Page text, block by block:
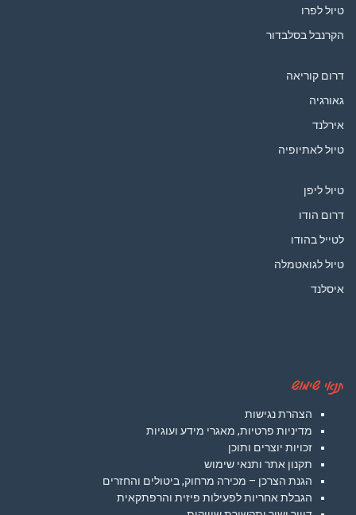
טיול לפרו
הקרנבל בסלבדור
דרום קוריאה
גאורגיה
אירלנד
טיול לאתיופיה
טיול ליפן
דרום הודו
לטייל בהודו
טיול לגואטמלה
איסלנד
תנאי שימוש
הצהרת נגישות
מדיניות פרטיות, מאגרי מידע ועוגיות
זכויות יוצרים ותוכן
תקנון אתר ותנאי שימוש
הגנת הצרכן – מכירה מרחוק, ביטולים והחזרים
הגבלת אחריות לפעילות פיזית והרפתקאית